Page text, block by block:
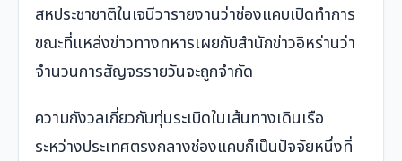
สหประชาชาติในเจนีวารายงานว่าช่องแคบเปิดทำการ
ขณะที่แหล่งข่าวทางทหารเผยกับสำนักข่าวอิหร่านว่า
จำนวนการสัญจรรายวันจะถูกจำกัด
ความกังวลเกี่ยวกับทุ่นระเบิดในเส้นทางเดินเรือ
ระหว่างประเทศตรงกลางช่องแคบก็เป็นปัจจัยหนึ่งที่